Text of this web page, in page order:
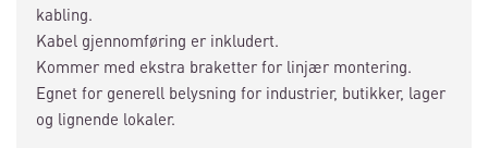
kabling.
Kabel gjennomføring er inkludert.
Kommer med ekstra braketter for linjær montering.
Egnet for generell belysning for industrier, butikker, lager
og lignende lokaler.